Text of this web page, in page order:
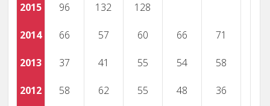
2015 96 132 128
2014 66 57 60 66 71
2013 37 41 55 54 58
2012 58 62 55 48 36